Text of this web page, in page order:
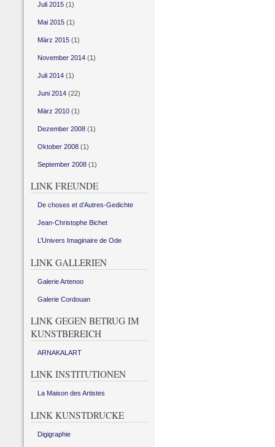
Juli 2015(1)
Mai 2015(1)
März 2015(1)
November 2014(1)
Juli 2014(1)
Juni 2014(22)
März 2010(1)
Dezember 2008(1)
Oktober 2008(1)
September 2008(1)
LINK FREUNDE
De choses et d’Autres-Gedichte
Jean-Christophe Bichet
L’Univers Imaginaire de Ode
LINK GALLERIEN
Galerie Artenoo
Galerie Cordouan
LINK GEGEN BETRUG IM
KUNSTBEREICH
ARNAKALART
LINK INSTITUTIONEN
La Maison des Artistes
LINK KUNSTDRUCKE
Digigraphie